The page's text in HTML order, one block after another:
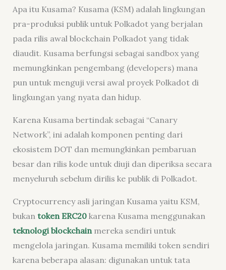
Apa itu Kusama? Kusama (KSM) adalah lingkungan
pra-produksi publik untuk Polkadot yang berjalan
pada rilis awal blockchain Polkadot yang tidak
diaudit. Kusama berfungsi sebagai sandboxyang
memungkinkan pengembang (developers) mana
pun untuk menguji versi awal proyek Polkadot di
lingkungan yang nyata dan hidup.
Karena Kusama bertindak sebagai “Canary
Network”, ini adalah komponen penting dari
ekosistem DOT dan memungkinkan pembaruan
besar dan rilis kode untuk diuji dan diperiksa secara
menyeluruh sebelum dirilis ke publik di Polkadot.
Cryptocurrencyasli jaringan Kusama yaitu KSM,
bukan token ERC20karena Kusama menggunakan
teknologi blockchainmereka sendiri untuk
mengelola jaringan. Kusama memiliki token sendiri
karena beberapa alasan: digunakan untuk tata